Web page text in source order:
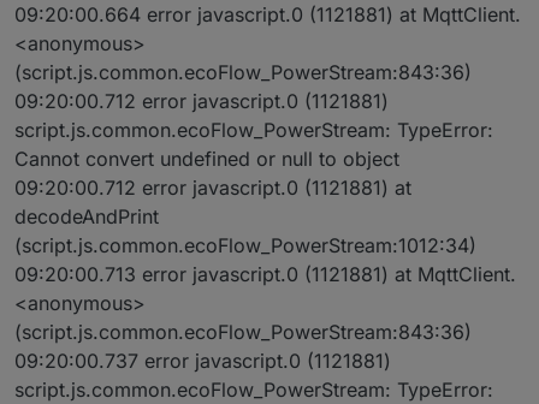
09:20:00.664 error javascript.0 (1121881) at MqttClient.
<anonymous>
(script.js.common.ecoFlow_PowerStream:843:36)
09:20:00.712 error javascript.0 (1121881)
script.js.common.ecoFlow_PowerStream: TypeError:
Cannot convert undefined or null to object
09:20:00.712 error javascript.0 (1121881) at
decodeAndPrint
(script.js.common.ecoFlow_PowerStream:1012:34)
09:20:00.713 error javascript.0 (1121881) at MqttClient.
<anonymous>
(script.js.common.ecoFlow_PowerStream:843:36)
09:20:00.737 error javascript.0 (1121881)
script.js.common.ecoFlow_PowerStream: TypeError: